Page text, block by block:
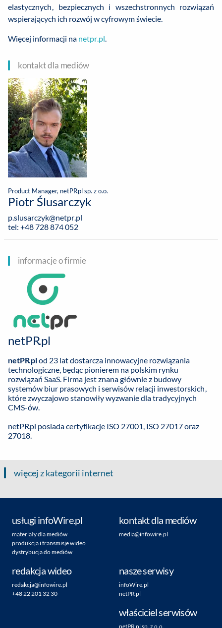
elastycznych, bezpiecznych i wszechstronnych rozwiązań
wspierających ich rozwój w cyfrowym świecie.
Więcej informacji na netpr.pl.
kontakt dla mediów
Product Manager, netPR.pl sp. z o.o.
Piotr Ślusarczyk
p.slusarczyk@netpr.pl
tel: +48 728 874 052
informacje o firmie
netPR.pl
netPR.plod 23 lat dostarcza innowacyjne rozwiązania
technologiczne, będąc pionierem na polskim rynku
rozwiązań SaaS. Firma jest znana głównie z budowy
systemów biur prasowych i serwisów relacji inwestorskich,
które zwyczajowo stanowiły wyzwanie dla tradycyjnych
CMS-ów.
netPR.pl posiada certyfikacje ISO 27001, ISO 27017 oraz
27018.
więcej z kategorii internet
usługi infoWire.pl
materiały dla mediów
produkcja i transmisje wideo
dystrybucja do mediów
kontakt dla mediów
media@infowire.pl
redakcja wideo
redakcja@infowire.pl
+48 22 201 32 30
nasze serwisy
infoWire.pl
netPR.pl
właściciel serwisów
netPR.pl sp. z o.o.